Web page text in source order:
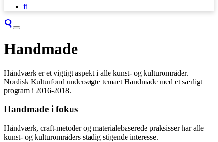
fi
Handmade
Håndværk er et vigtigt aspekt i alle kunst- og kulturområder.
Nordisk Kulturfond undersøgte temaet Handmade med et særligt
program i 2016-2018.
Handmade i fokus
Håndværk, craft-metoder og materialebaserede praksisser har alle
kunst- og kulturområders stadig stigende interesse.